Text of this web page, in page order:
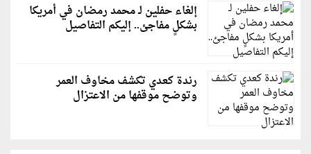
إلغاء حفلين لـ محمد رمضان في أمريكا
بشكلٍ مفاجئ.. إليكم التفاصيل
رندة كعدي تكشف مخاوف العمر
وتوضح موقفها من الاعتزال